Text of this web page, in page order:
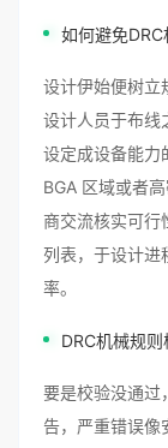
如何避免
设计伊始便树立
设计人员于布线
设定成设备能力
BGA 区域或者
商交流核实可行
列表，于设计进
率。
DRC机械规
要是校验没通过
告，严重错误像